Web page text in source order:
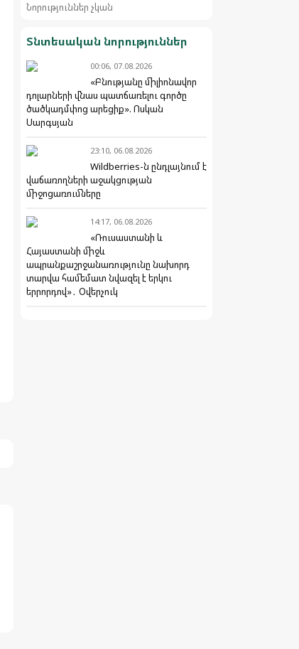
Նորություններ չկան
Տնտեսական նորություններ
00:06, 07.08.2026
«Բնությանը միլիոնավոր
դոլարների վնաս պատճառելու գործը
ծածկադմփոց արեցիք». Ոսկան
Սարգսյան
23:10, 06.08.2026
Wildberries-ն ընդլայնում է
վաճառողների աջակցության
միջոցառումները
14:17, 06.08.2026
«Ռուսաստանի և
Հայաստանի միջև
ապրանքաշրջանառությունը նախորդ
տարվա համեմատ նվազել է երկու
երրորդով»․ Օվերչուկ